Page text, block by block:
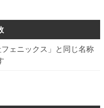
ェニックス」と同じ名称